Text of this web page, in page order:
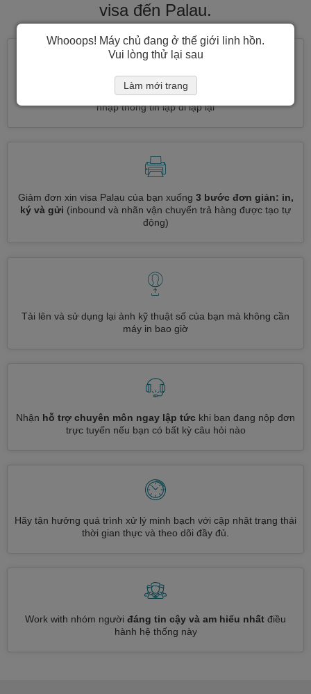
visa đến Palau.
Đăng ký nhiều loại visa cùng một lúc
nhập thông tin lặp đi lặp lại
Giảm đơn xin visa Palau của bạn xuống 3 bước đơn giản: in,
ký và gửi (inbound và nhãn vận chuyển trả hàng được tạo tự
động)
Tải lên và sử dụng lại ảnh kỹ thuật số của bạn mà không cần
máy in bao giờ
Nhận hỗ trợ chuyên môn ngay lập tức khi bạn đang nộp đơn
trực tuyến nếu bạn có bất kỳ câu hỏi nào
Hãy tận hưởng quá trình xử lý minh bạch với cập nhật trạng thái
thời gian thực và theo dõi đầy đủ.
Work with nhóm người đáng tin cậy và am hiểu nhất điều
hành hệ thống này
Whooops! Máy chủ đang ở thế giới linh hồn.
Vui lòng thử lại sau
Làm mới trang